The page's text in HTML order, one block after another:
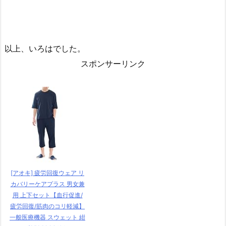
以上、いろはでした。
スポンサーリンク
[アオキ] 疲労回復ウェア リ
カバリーケアプラス 男女兼
用 上下セット【血行促進/
疲労回復/筋肉のコリ軽減】
一般医療機器 スウェット 紺